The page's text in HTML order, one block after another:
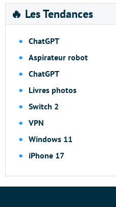
🔥 Les Tendances
ChatGPT
Aspirateur robot
ChatGPT
Livres photos
Switch 2
VPN
Windows 11
iPhone 17